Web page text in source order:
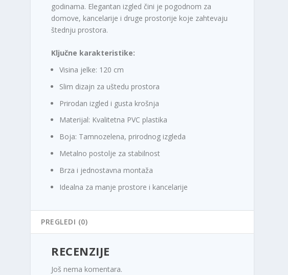
godinama. Elegantan izgled čini je pogodnom za
domove, kancelarije i druge prostorije koje zahtevaju
štednju prostora.
Ključne karakteristike:
Visina jelke: 120 cm
Slim dizajn za uštedu prostora
Prirodan izgled i gusta krošnja
Materijal: Kvalitetna PVC plastika
Boja: Tamnozelena, prirodnog izgleda
Metalno postolje za stabilnost
Brza i jednostavna montaža
Idealna za manje prostore i kancelarije
PREGLEDI (0)
RECENZIJE
Još nema komentara.